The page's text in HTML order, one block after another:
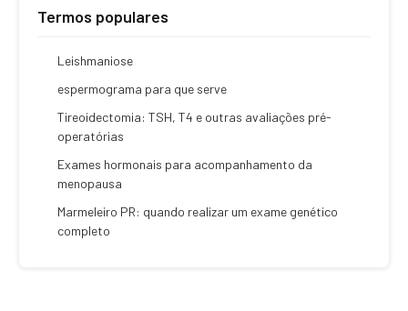
Termos populares
Leishmaniose
espermograma para que serve
Tireoidectomia: TSH, T4 e outras avaliações pré-
operatórias
Exames hormonais para acompanhamento da
menopausa
Marmeleiro PR: quando realizar um exame genético
completo